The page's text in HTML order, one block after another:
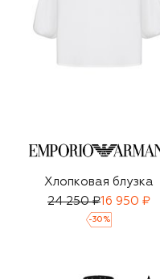
Хлопковая блузка
24 250 ₽16 950 ₽
-30 %